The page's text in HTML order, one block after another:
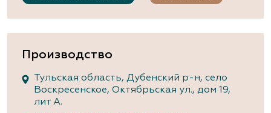
Производство
Тульская область, Дубенский р-н, село
Воскресенское, Октябрьская ул., дом 19,
лит А.